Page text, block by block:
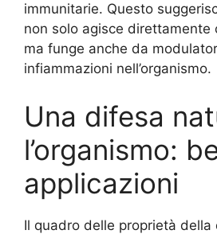
immunitarie. Questo
non solo agisce direttamente
ma funge anche da
infiammazioni nell’organismo.
Una difesa
l’organismo:
applicazioni
Il quadro delle proprietà della